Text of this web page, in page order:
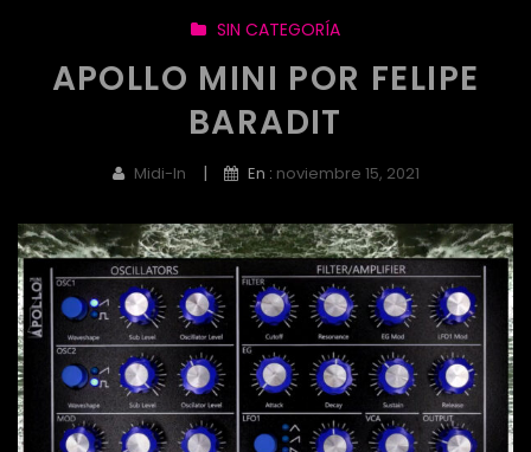
SIN CATEGORÍA
APOLLO MINI POR FELIPE
BARADIT
Midi-In | En : noviembre 15, 2021